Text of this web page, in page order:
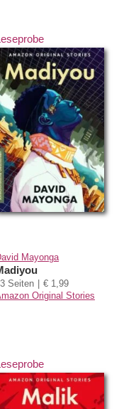
Mayonga
Seiten
€ 1,99
Original Stories